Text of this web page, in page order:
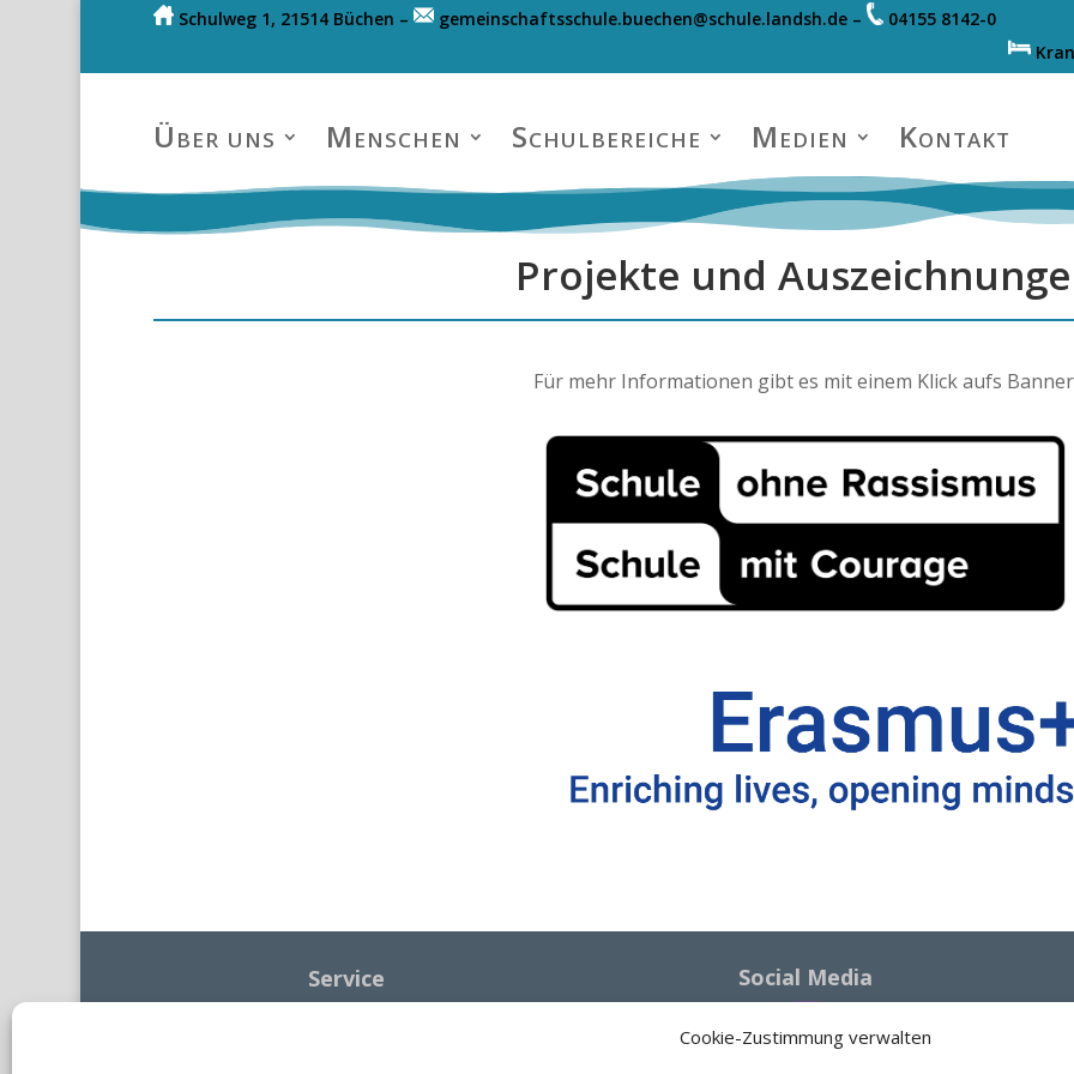
Cookie-Zustimmung verwalten
Schulweg 1, 21514 Büchen – gemeinschaftsschule.buechen@schule.landsh.de –
04155 8142-0
Über uns Menschen Schulbereiche Medien Kontakt
Projekte und
Für mehr Informationen gibt es mit einem Klick aufs
Service
Kontakt
Social Media